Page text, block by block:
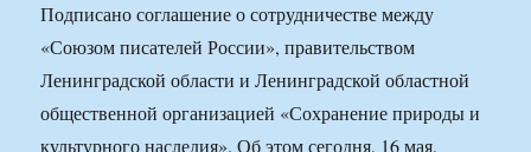
Подписано соглашение о сотрудничестве между
«Союзом писателей России», правительством
Ленинградской области и Ленинградской областной
общественной организацией «Сохранение природы и
культурного наследия». Об этом сегодня, 16 мая,